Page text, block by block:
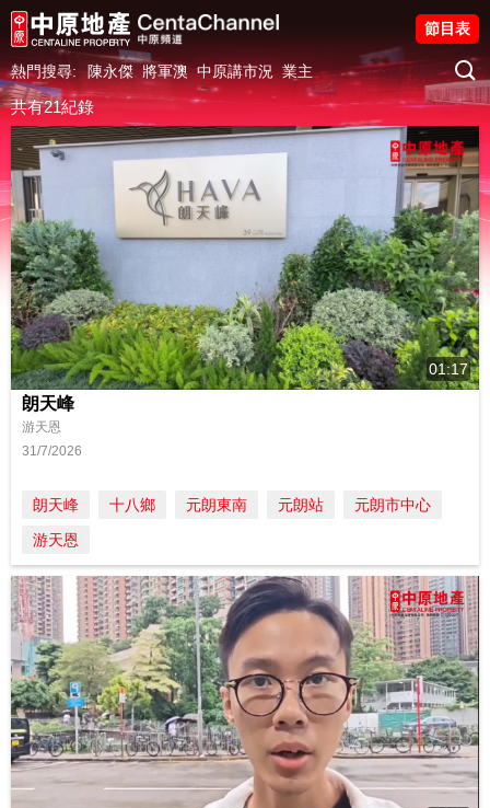
熱門搜尋: 陳永傑 將軍澳 中原講市況 業主
節目表
共有21紀錄
01:17
朗天峰
游天恩
31/7/2026
朗天峰 十八鄉 元朗東南 元朗站
元朗市中心
游天恩